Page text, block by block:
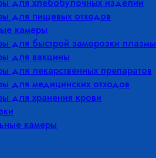
для пищевых отходов
камеры
для быстрой заморозки плазмы
для вакцины
для лекарственных препаратов
для медицинских отходов
для хранения крови
камеры